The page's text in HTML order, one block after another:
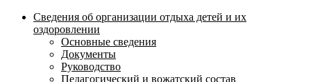
Сведения об организации отдыха детей и их
оздоровлении
Основные сведения
Документы
Руководство
Педагогический и вожатский состав